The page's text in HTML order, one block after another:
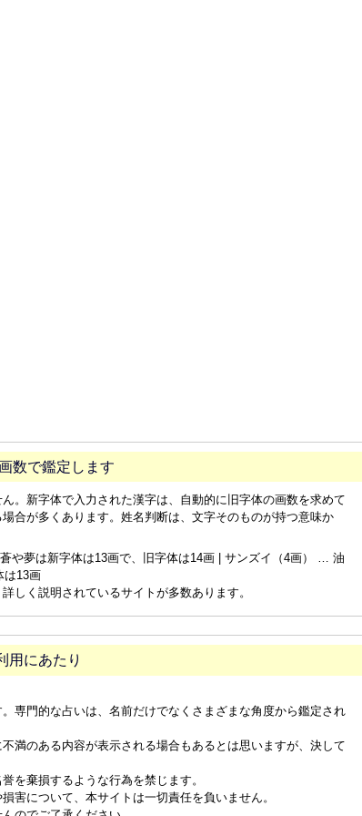
数で鑑定します
。新字体で入力された漢字は、自動的に旧字体の画数を求めて
合が多くあります。姓名判断は、文字そのものが持つ意味か
夢は新字体は13画で、旧字体は14画 | サンズイ（4画） … 油
は13画
しく説明されているサイトが多数あります。
用にあたり
専門的な占いは、名前だけでなくさまざまな角度から鑑定され
満のある内容が表示される場合もあるとは思いますが、決して
を棄損するような行為を禁じます。
害について、本サイトは一切責任を負いません。